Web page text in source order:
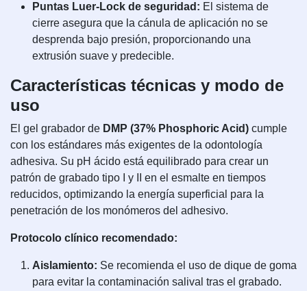
Puntas Luer-Lock de seguridad: El sistema de
cierre asegura que la cánula de aplicación no se
desprenda bajo presión, proporcionando una
extrusión suave y predecible.
Características técnicas y modo de
uso
El gel grabador de DMP (37% Phosphoric Acid) cumple
con los estándares más exigentes de la odontología
adhesiva. Su pH ácido está equilibrado para crear un
patrón de grabado tipo I y II en el esmalte en tiempos
reducidos, optimizando la energía superficial para la
penetración de los monómeros del adhesivo.
Protocolo clínico recomendado:
Aislamiento: Se recomienda el uso de dique de goma
para evitar la contaminación salival tras el grabado.